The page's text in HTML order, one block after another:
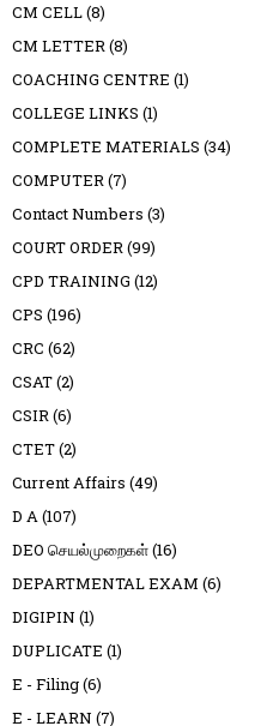
CM CELL(8)
CM LETTER(8)
COACHING CENTRE (1)
COLLEGE LINKS (1)
COMPLETE MATERIALS (34)
COMPUTER(7)
Contact Numbers (3)
COURT ORDER(99)
CPD TRAINING (12)
CPS (196)
CRC (62)
CSAT(2)
CSIR(6)
CTET(2)
Current Affairs (49)
D A(107)
DEO செயல்முறைகள்(16)
DEPARTMENTAL EXAM (6)
DIGIPIN (1)
DUPLICATE (1)
E - Filing(6)
E - LEARN (7)